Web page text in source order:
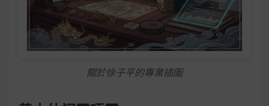
關於徐子平的專業插圖